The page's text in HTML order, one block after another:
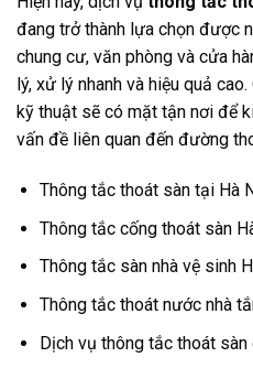
đang trở thành lựa chọn được
chung cư, văn phòng và cửa
lý, xử lý nhanh và hiệu quả
kỹ thuật sẽ có mặt tận nơi để
vấn đề liên quan đến đường
Thông tắc thoát sàn tại Hà
Thông tắc cống thoát sàn
Thông tắc sàn nhà vệ sinh
Thông tắc thoát nước nhà
Dịch vụ thông tắc thoát sàn